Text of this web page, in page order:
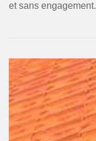
et sans engagement.